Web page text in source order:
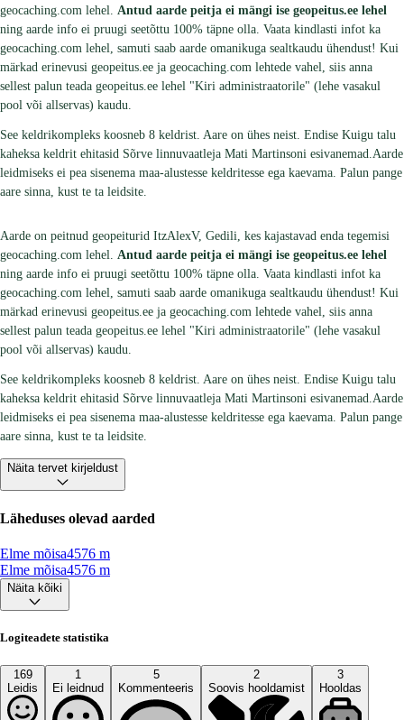
geocaching.com lehel. Antud aarde peitja ei mängi ise geopeitus.ee lehel
ning aarde info ei pruugi seetõttu 100% täpne olla. Vaata kindlasti infot ka
geocaching.com lehel, samuti saab aarde omanikuga sealtkaudu ühendust! Kui
märkad erinevusi geopeitus.ee ja geocaching.com lehtede vahel, siis anna
sellest palun teada geopeitus.ee lehel "Kiri administraatorile" (lehe vasakul
pool või allservas) kaudu.
See keldrikompleks koosneb 8 keldrist. Aare on ühes neist. Endise Kuigu talu
kaheksa keldrit ehitasid Sõrve linnuvaatleja Mati Martinsoni esivanemad.Aarde
leidmiseks ei pea sisenema maa-alustesse keldritesse ega kaevama. Palun pange
aare sinna, kust te ta leidsite.
Aarde on peitnud geopeiturid ItzAlexV, Gedili, kes kajastavad enda tegemisi
geocaching.com lehel. Antud aarde peitja ei mängi ise geopeitus.ee lehel
ning aarde info ei pruugi seetõttu 100% täpne olla. Vaata kindlasti infot ka
geocaching.com lehel, samuti saab aarde omanikuga sealtkaudu ühendust! Kui
märkad erinevusi geopeitus.ee ja geocaching.com lehtede vahel, siis anna
sellest palun teada geopeitus.ee lehel "Kiri administraatorile" (lehe vasakul
pool või allservas) kaudu.
See keldrikompleks koosneb 8 keldrist. Aare on ühes neist. Endise Kuigu talu
kaheksa keldrit ehitasid Sõrve linnuvaatleja Mati Martinsoni esivanemad.Aarde
leidmiseks ei pea sisenema maa-alustesse keldritesse ega kaevama. Palun pange
aare sinna, kust te ta leidsite.
Näita tervet kirjeldust
Läheduses olevad aarded
Elme mõisa4576 m
Elme mõisa4576 m
Näita kõiki
Logiteadete statistika
169
Leidis
1
Ei leidnud
5
Kommenteeris
2
Soovis hooldamist
3
Hooldas